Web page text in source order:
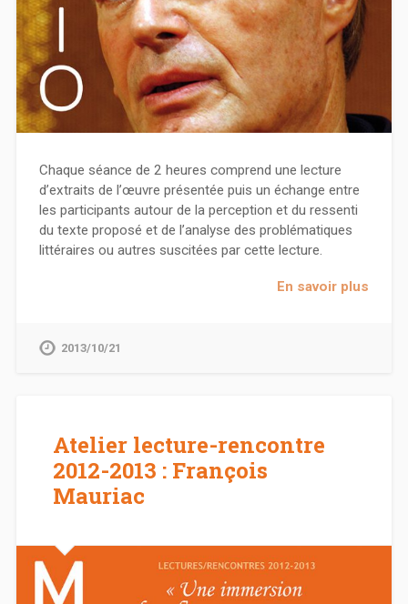
Chaque séance de 2 heures comprend une lecture
d’extraits de l’œuvre présentée puis un échange entre
les participants autour de la perception et du ressenti
du texte proposé et de l’analyse des problématiques
littéraires ou autres suscitées par cette lecture.
En savoir plus
2013/10/21
Atelier lecture-rencontre
2012-2013 : François
Mauriac